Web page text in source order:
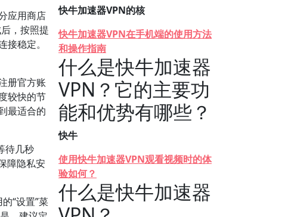
应用商店
，按照提
稳定。
册官方账
较快的节
最适合的
待几秒
障隐私安
“设置”菜
快牛加速器VPN的核
快牛加速器VPN在手机端的使用方法
和操作指南
什么是快牛加速器
VPN？它的主要功
能和优势有哪些？
快牛
使用快牛加速器VPN观看视频时的体
验如何？
什么是快牛加速器